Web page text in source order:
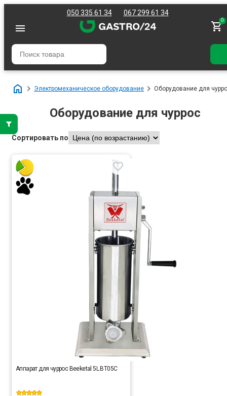
050 335 61 34 067 299 61 34
0
Электромеханическое оборудование Оборудование для
Оборудование для чуррос
Сортировать по
Аппарат для чуррос Beeketal 5L BT05C